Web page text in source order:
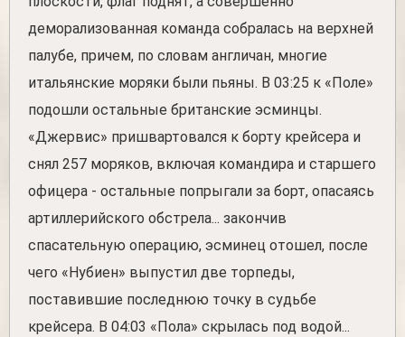
деморализованная команда собралась на верхней
палубе, причем, по словам англичан, многие
итальянские моряки были пьяны. В 03:25 к «Поле»
подошли остальные британские эсминцы.
«Джервис» пришвартовался к борту крейсера и
снял 257 моряков, включая командира и старшего
офицера - остальные попрыгали за борт, опасаясь
артиллерийского обстрела... закончив
спасательную операцию, эсминец отошел, после
чего «Нубиен» выпустил две торпеды,
поставившие последнюю точку в судьбе
крейсера. В 04:03 «Пола» скрылась под водой...